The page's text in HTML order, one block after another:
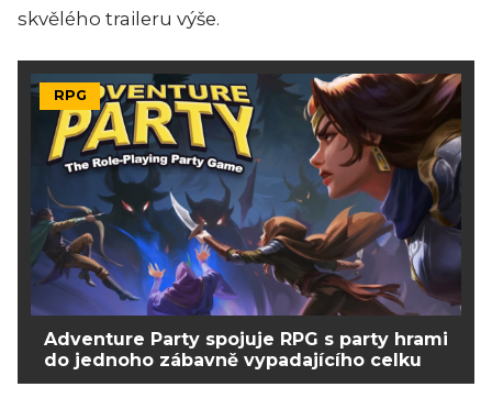
skvělého traileru výše.
RPG
Adventure Party spojuje RPG s party hrami
do jednoho zábavně vypadajícího celku